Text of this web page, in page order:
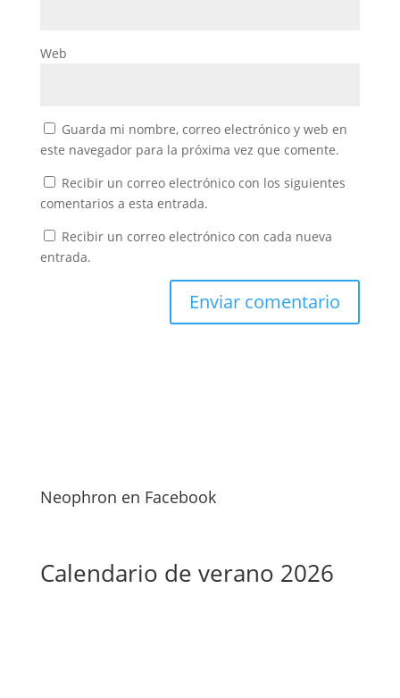
Web
Guarda mi nombre, correo electrónico y web en
este navegador para la próxima vez que comente.
Recibir un correo electrónico con los siguientes
comentarios a esta entrada.
Recibir un correo electrónico con cada nueva
entrada.
Neophron en Facebook
Calendario de verano 2026